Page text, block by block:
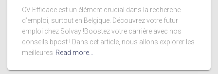
CV Efficace est un élément crucial dans la recherche
d’emploi, surtout en Belgique. Découvrez votre futur
emploi chez Solvay !Boostez votre carrière avec nos
conseils bpost ! Dans cet article, nous allons explorer les
meilleures Read more…